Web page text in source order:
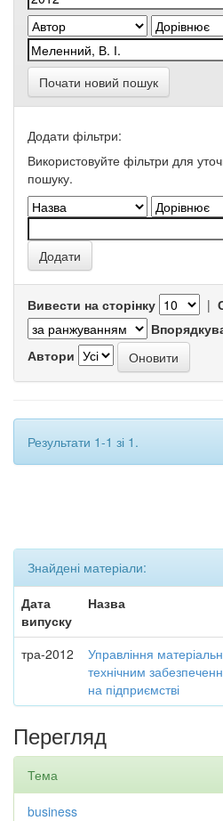
Почати новий пошук
Додати фільтри:
Використовуйте фільтри для
пошуку.
Вивести на сторінку |
Автори
Результати 1-1 зі 1.
Знайдені матеріали:
Дата
випуску
Назва
тра-2012
Управління
технічним
на підприємстві
Перегляд
Тема
business